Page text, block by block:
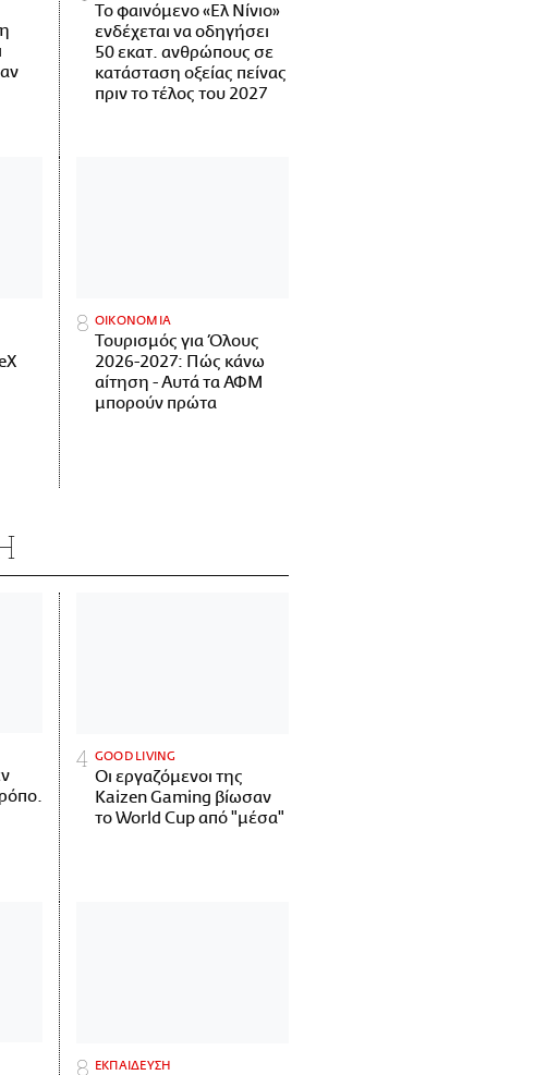
Το φαινόμενο «Ελ Νίνιο»
ενδέχεται να οδηγήσει
50 εκατ. ανθρώπους σε
κατάσταση οξείας πείνας
πριν το τέλος του 2027
ΟΙΚΟΝΟΜΙΑ
Τουρισμός για Όλους
2026-2027: Πώς κάνω
αίτηση - Αυτά τα ΑΦΜ
μπορούν πρώτα
GOOD LIVING
Οι εργαζόμενοι της
Kaizen Gaming βίωσαν
το World Cup από "μέσα"
ΕΚΠΑΙΔΕΥΣΗ